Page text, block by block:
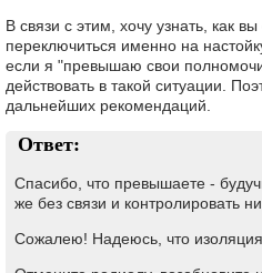
В связи с этим, хочу узнать, как
переключиться именно на
если я "превышаю свои
действовать в такой ситуации.
дальнейших рекомендаций.
Ответ:
Спасибо, что превышаете -
же без связи и контролировать
Сожалею! Надеюсь, что